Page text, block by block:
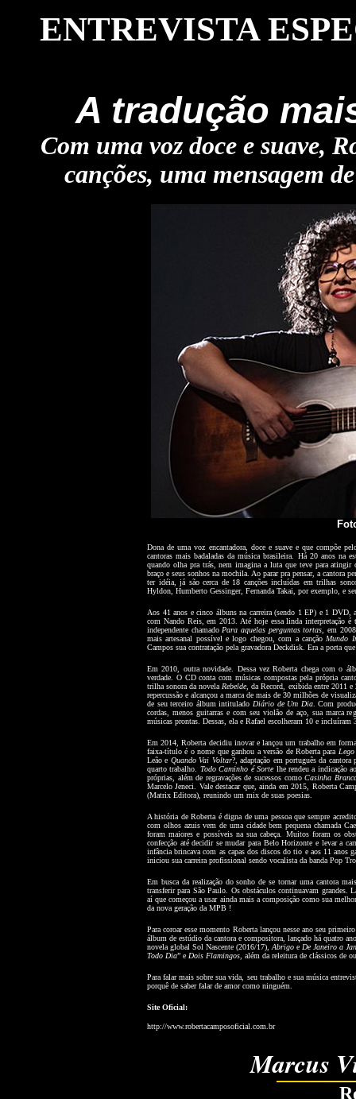
ENTREVISTA
A tradução
Com uma voz doce e suave,
canções, uma mensagem
Dona de uma voz encantadora, doce e suave e que compõe
cantoras mais badaladas da música brasileira. Há 20 anos na
quando olha pra trás, nem imagina a luta que teve para
braço e seus sonhos na mochila. Ao parar pra pensar, a cantora
ter idéia, já são cerca de 18 canções incluídas em trilhas
Hyldon, Humberto Gessinger, Fernanda Takai, por exemplo, e
Aos 41 anos e cinco álbuns na carreira (sendo 1 EP) e 1 DVD,
com Nando Reis, em 2013. Até hoje essa linda interpretação
independente chamado Para aquelas perguntas tortas , em
mais artesanal possível e logo chegou, com a canção Mundo
Campos sua contratação pela gravadora Deckdisk. Era a porta
Em 2010, outra novidade. Dessa vez Roberta chega com o
verdade. O CD conta com músicas compostas pela própria
trilha sonora da novela Rebelde, da Record, exibida entre 2011
repercussão e alcançou a marca de mais de 30 milhões de
de seu terceiro álbum intitulado Diário de Um Dia. Com
cordas, menos guitarras e com seu violão de aço, sua marca
músicas prontas. Dessas, ela e Rafael escolheram 10 e
Em 2014, Roberta decidiu inovar e lançou um trabalho em
faixa-título é o nome que ganhou a versão de Roberta para
Leão e Quando Vai Voltar?, adaptação em português da cantora
quarto trabalho. Todo Caminho é Sortelhe rendeu a indicação
próprias, além de regravações de sucessos comoCasinha
Marcelo Jeneci. Vale destacar que, ainda em 2015, Roberta
(Matrix Editora), reunindo um mix de suas poesias.
A história de Roberta é digna de uma pessoa que sempre
com olhos azuis vem de uma cidade bem pequena chamada
foram maiores e possíveis na sua cabeça. Muitos foram os
confecção até decidir se mudar para Belo Horizonte e levar a
infância brincava com as capas dos discos do tio e aos 11
iniciou sua carreira profissional sendo vocalista da banda Pop
Em busca da realização do sonho de se tornar uma cantora
transferir para São Paulo. Os obstáculos continuavam
aí que começou a usar ainda mais a composição como sua
da nova geração da MPB !
Para coroar esse momento Roberta lançou nesse ano seu
álbum de estúdio da cantora e compositora, lançado há quatro
novela global Sol Nascente (2016/17),Abrigo e De Janeiro a
Todo Dia” e Dois Flamingos , além da releitura de clássicos de
Para falar mais sobre sua vida, seu trabalho e sua música
porquê de saber falar de amor como ninguém.
Site Oficial:
http://www.robertacamposoficial.com.br
Marcus